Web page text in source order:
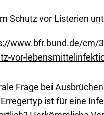
Schutz vor Listerien
www.bfr.bund.de/cm/
vor-
Frage bei
ist für eine